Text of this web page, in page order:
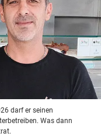
darf er seinen
Was dann